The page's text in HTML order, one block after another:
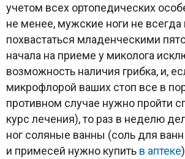
учетом всех ортопедических
не менее, мужские ноги не всегда
похвастаться младенческими
начала на приеме у миколога
возможность наличия грибка, и,
микрофлорой ваших стоп все в
противном случае нужно пройти
курс лечения), то раз в неделю
ног соляные ванны (соль для ванн
и примесей нужно купить в аптеке